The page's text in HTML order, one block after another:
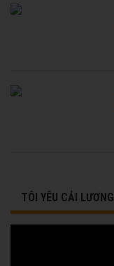
TÔI YÊU CẢI LƯƠNG